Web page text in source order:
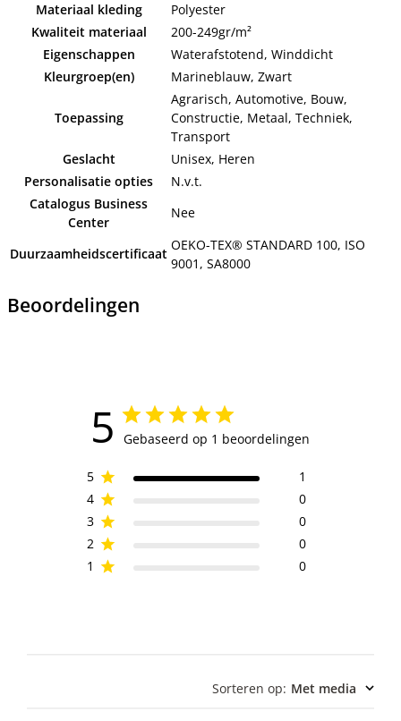
Materiaal kleding
Polyester
Kwaliteit materiaal
200-249gr/m²
Eigenschappen
Waterafstotend, Winddicht
Kleurgroep(en)
Marineblauw, Zwart
Toepassing
Agrarisch, Automotive, Bouw,
Constructie, Metaal, Techniek,
Transport
Geslacht
Unisex, Heren
Personalisatie opties
N.v.t.
Catalogus Business
Center
Nee
Duurzaamheidscertificaat
OEKO-TEX® STANDARD 100, ISO
9001, SA8000
Beoordelingen
5 Gebaseerd op 1 beoordelingen
5
1
4
0
3
0
2
0
1
0
Sorteren op: Met media